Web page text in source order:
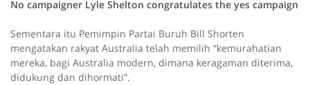
No campaigner Lyle Shelton congratulates the yes campaign
P
l
P
r
e
s
Sementara itu Pemimpin Partai Buruh Bill Shorten
mengatakan rakyat Australia telah memilih “kemurahatian
mereka, bagi Australia modern, dimana keragaman diterima,
didukung dan dihormati”.